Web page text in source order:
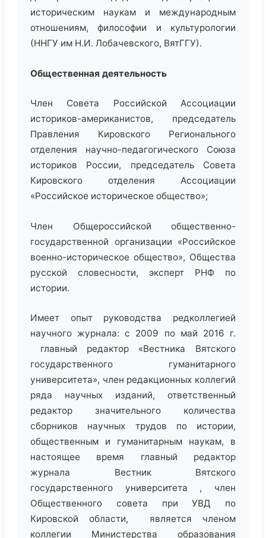
историческим наукам и международным
отношениям, философии и культурологии
(ННГУ им Н.И. Лобачевского, ВятГГУ).
Общественная деятельность
Член Совета Российской Ассоциации
историков-американистов, председатель
Правления Кировского Регионального
отделения научно-педагогического Союза
историков России, председатель Совета
Кировского отделения Ассоциации
«Российское историческое общество»;
Член Общероссийской общественно-
государственной организации «Российское
военно-историческое общество», Общества
русской словесности, эксперт РНФ по
истории.
Имеет опыт руководства редколлегией
научного журнала: с 2009 по май 2016 г.
главный редактор «Вестника Вятского
государственного гуманитарного
университета», член редакционных коллегий
ряда научных изданий, ответственный
редактор значительного количества
сборников научных трудов по истории,
общественным и гуманитарным наукам, в
настоящее время главный редактор
журнала Вестник Вятского
государственного университета , член
Общественного совета при УВД по
Кировской области, является членом
коллегии Министерства образования